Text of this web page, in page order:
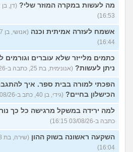
מה לעשות במקרה המוזר שלי?
16:53)
אשמח לעזרה אמיתית וכנה
16:44)
כתמים מלייזר שלא עוברים וגורמים
ניתן לעשות? (אנונימית, בת 25, כתבה ב-03/08/26 16:33)
הפכתי למורה בבית ספר. איך
הכישלון בחיים? (גידי, בן 40, כתב ב-03/08/26 16:24)
למה ירידה במשקל מרגישה כל כך
כתבה ב-03/08/26 16:15)
השקעה ראשונה בשוק ההון
16:04)